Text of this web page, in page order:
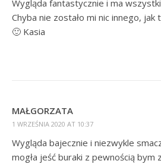
Wygląda fantastycznie i ma
Chyba nie zostało mi nic innego,
🙂 Kasia
MAŁGORZATA
1 WRZEŚNIA 2020 AT 10:37
Wygląda bajecznie i niezwykle
mogła jeść buraki z pewnością bym